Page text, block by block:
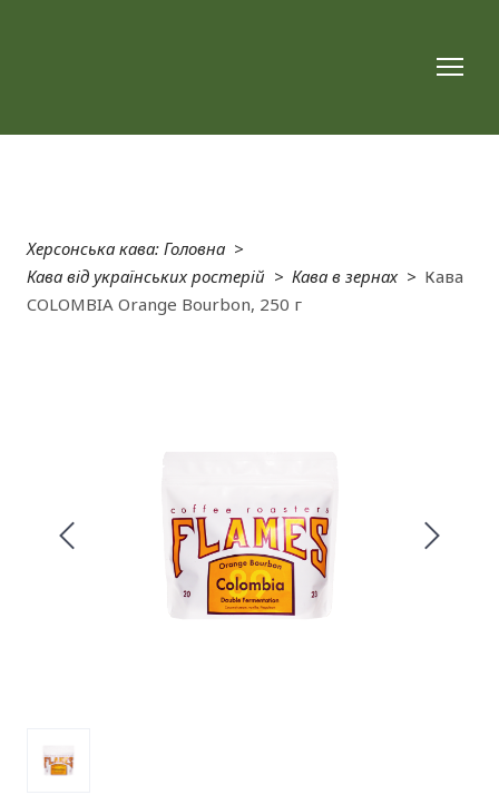
Херсонська кава: Головна
Кава від українських ростерій
Кава в зернах
Кава
COLOMBIA Orange Bourbon, 250 г